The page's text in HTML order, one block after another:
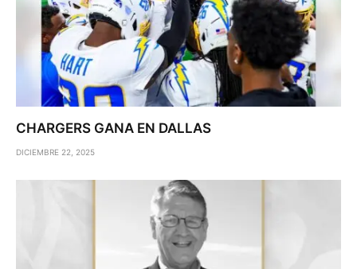
CHARGERS GANA EN DALLAS
DICIEMBRE 22, 2025